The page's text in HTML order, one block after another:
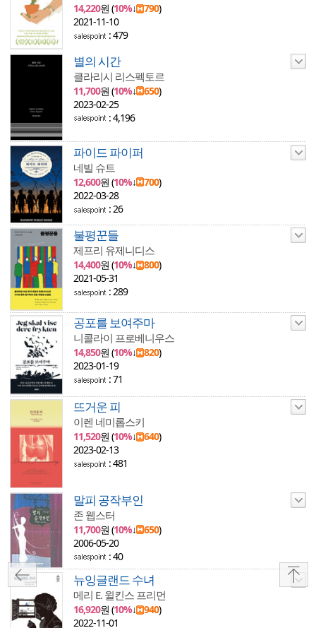
14,220원 (10%↓ 790)
2021-11-10
: 479
별의 시간
클라리시 리스펙토르
11,700원 (10%↓ 650)
2023-02-25
: 4,196
파이드 파이퍼
네빌 슈트
12,600원 (10%↓ 700)
2022-03-28
: 26
불평꾼들
제프리 유제니디스
14,400원 (10%↓ 800)
2021-05-31
: 289
공포를 보여주마
니콜라이 프로베니우스
14,850원 (10%↓ 820)
2023-01-19
: 71
뜨거운 피
이렌 네미롭스키
11,520원 (10%↓ 640)
2023-02-13
: 481
말피 공작부인
존 웹스터
11,700원 (10%↓ 650)
2006-05-20
: 40
뉴잉글랜드 수녀
메리 E. 윌킨스 프리먼
16,920원 (10%↓ 940)
2022-11-01